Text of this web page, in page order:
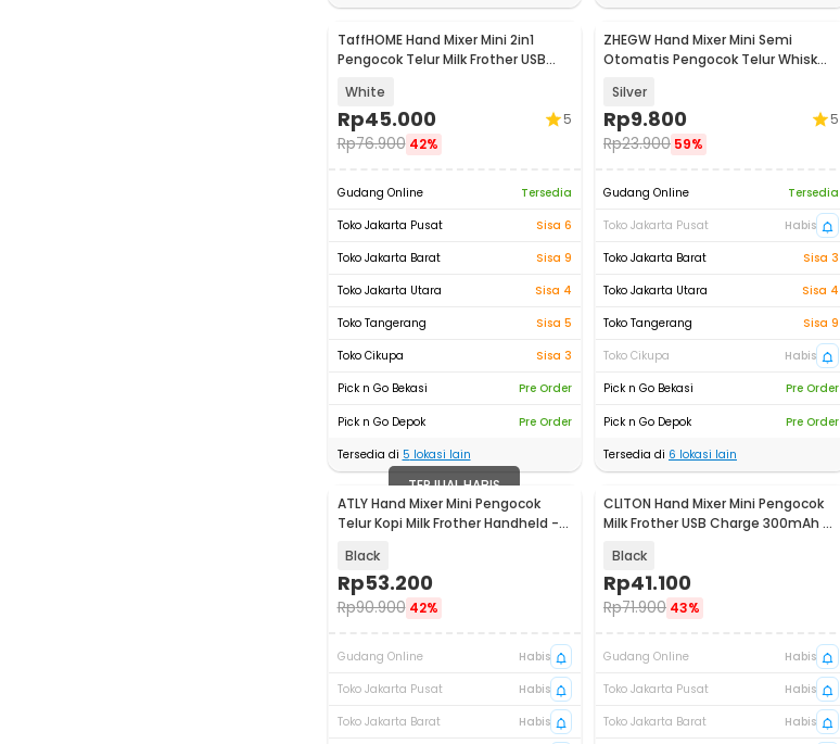
TaffHOME Hand Mixer Mini 2in1
Pengocok Telur Milk Frother USB
White
Rp45.000
Rp76.900 42%
5
Gudang Online
Tersedia
Toko Jakarta Pusat
Sisa 6
Toko Jakarta Barat
Sisa 9
Toko Jakarta Utara
Sisa 4
Toko Tangerang
Sisa 5
Toko Cikupa
Sisa 3
Pick n Go Bekasi
Pre Order
Pick n Go Depok
Pre Order
Tersedia di 5 lokasi lain
ZHEGW Hand Mixer Mini Semi
Otomatis Pengocok Telur Whisk
Silver
Rp9.800
Rp23.900 59%
5
Gudang Online
Tersedia
Toko Jakarta Pusat
Habis
Toko Jakarta Barat
Sisa 3
Toko Jakarta Utara
Sisa 4
Toko Tangerang
Sisa 9
Toko Cikupa
Habis
Pick n Go Bekasi
Pre Order
Pick n Go Depok
Pre Order
Tersedia di 6 lokasi lain
TERJUAL HABIS
ATLY Hand Mixer Mini Pengocok
Telur Kopi Milk Frother Handheld -
Black
Rp53.200
Rp90.900 42%
Gudang Online
Habis
Toko Jakarta Pusat
Habis
Toko Jakarta Barat
Habis
Akan Datang
CLITON Hand Mixer Mini Pengocok
Milk Frother USB Charge 300mAh -
Black
Rp41.100
Rp71.900 43%
Gudang Online
Habis
Toko Jakarta Pusat
Habis
Toko Jakarta Barat
Habis